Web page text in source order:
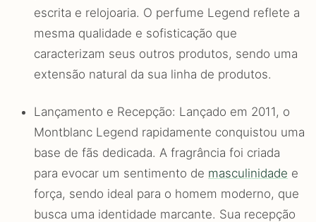
escrita e relojoaria. O perfume Legend reflete a
mesma qualidade e sofisticação que
caracterizam seus outros produtos, sendo uma
extensão natural da sua linha de produtos.
Lançamento e Recepção: Lançado em 2011, o
Montblanc Legend rapidamente conquistou uma
base de fãs dedicada. A fragrância foi criada
para evocar um sentimento de masculinidade e
força, sendo ideal para o homem moderno, que
busca uma identidade marcante. Sua recepção